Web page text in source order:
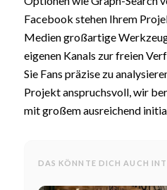
Facebook stehen Ihrem
Medien großartige
eigenen Kanals zur freien
Sie Fans präzise zu
Projekt anspruchsvoll, wir
mit großem ausreichend
DAS KÖNNTE DICH AUCH